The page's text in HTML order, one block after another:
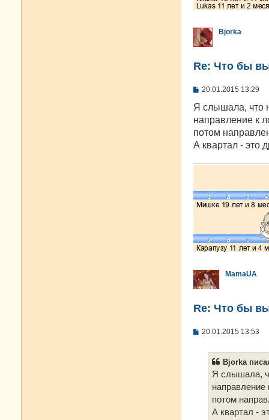
Bjorka
Re: Что бы
С
о
щ
е
и
20.01.2015 13:29
Я слышала, что
направление к
потом
А квартал - это
MamaUA
Re: Что бы
С
20.01.2015 13:53
Bjorka
Я слышала,
направление
потом
А квартал -